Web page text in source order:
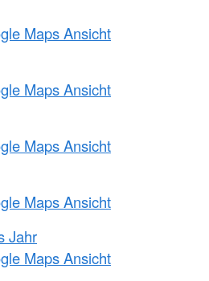
Maps Ansicht
Maps Ansicht
Maps Ansicht
Maps Ansicht
Jahr
Maps Ansicht